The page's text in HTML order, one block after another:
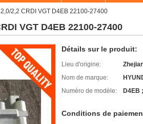
2,2 CRDI VGT D4EB 22100-27400
VGT D4EB 22100-27400
Détails sur le produit:
Lieu d'origine:
Nom de marque:
Numéro de modèle:
D4EB
Conditions de